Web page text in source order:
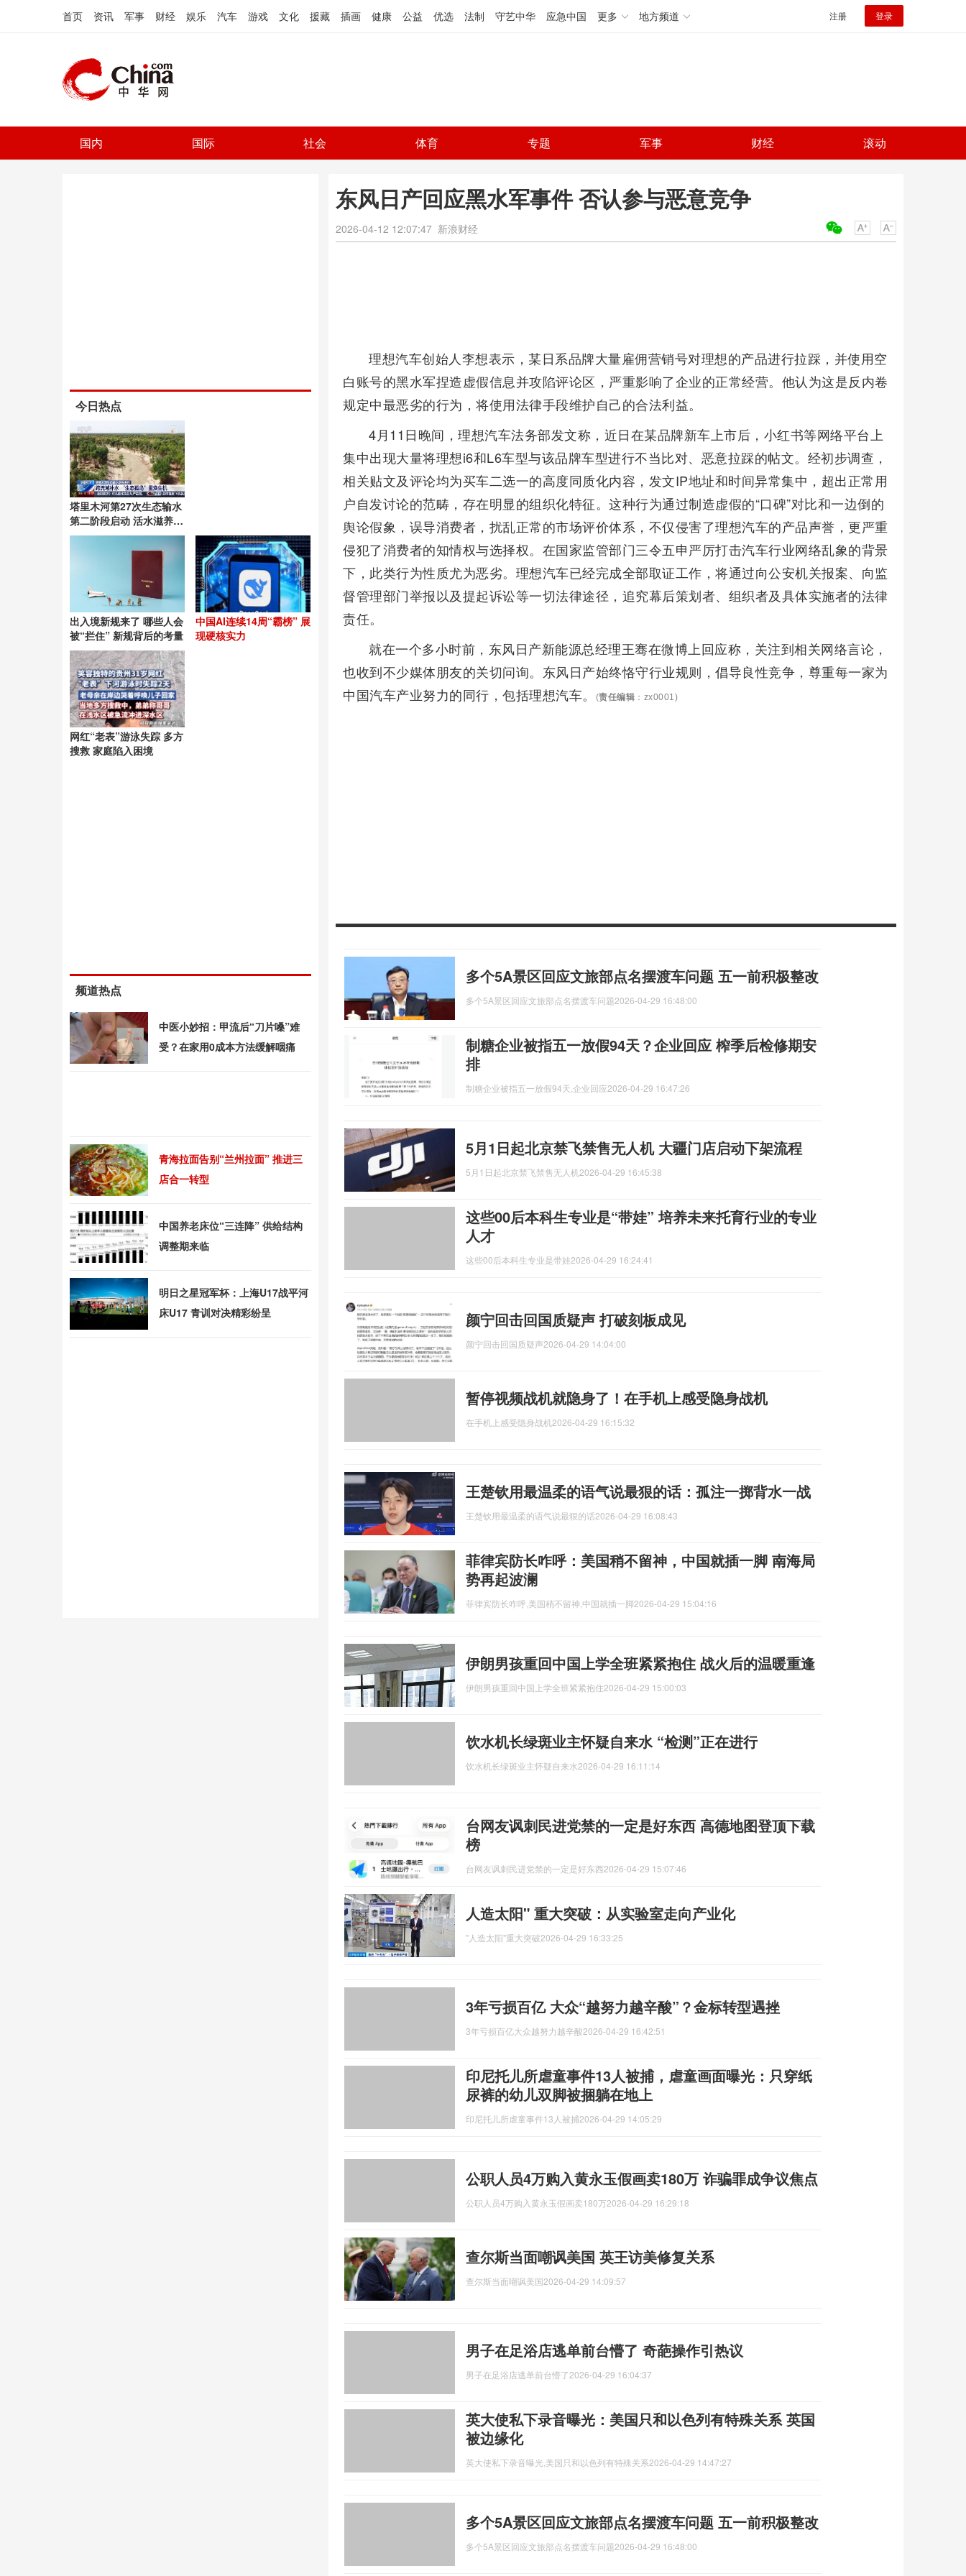
首页 资讯 军事 财经 娱乐 汽车 游戏 文化 援藏 插画 健康 公益 优选 法制 守艺中华 应急中国 更多 地方频道 注册 登录
国内 国际 社会 体育 专题 军事 财经 滚动
东风日产回应黑水军事件 否认参与恶意竞争
2026-04-12 12:07:47 新浪财经
理想汽车创始人李想表示，某日系品牌大量雇佣营销号对理想的产品进行拉踩，并使用空
白账号的黑水军捏造虚假信息并攻陷评论区，严重影响了企业的正常经营。他认为这是反内卷
规定中最恶劣的行为，将使用法律手段维护自己的合法利益。
4月11日晚间，理想汽车法务部发文称，近日在某品牌新车上市后，小红书等网络平台上
集中出现大量将理想i6和L6车型与该品牌车型进行不当比对、恶意拉踩的帖文。经初步调查，
相关贴文及评论均为买车二选一的高度同质化内容，发文IP地址和时间异常集中，超出正常用
户自发讨论的范畴，存在明显的组织化特征。这种行为通过制造虚假的“口碑”对比和一边倒的
舆论假象，误导消费者，扰乱正常的市场评价体系，不仅侵害了理想汽车的产品声誉，更严重
侵犯了消费者的知情权与选择权。在国家监管部门三令五申严厉打击汽车行业网络乱象的背景
下，此类行为性质尤为恶劣。理想汽车已经完成全部取证工作，将通过向公安机关报案、向监
督管理部门举报以及提起诉讼等一切法律途径，追究幕后策划者、组织者及具体实施者的法律
责任。
就在一个多小时前，东风日产新能源总经理王骞在微博上回应称，关注到相关网络言论，
也收到不少媒体朋友的关切问询。东风日产始终恪守行业规则，倡导良性竞争，尊重每一家为
中国汽车产业努力的同行，包括理想汽车。
(责任编辑 ：zx0001)
多个5A景区回应文旅部点名摆渡车问题 五一前积极整改
多个5A景区回应文旅部点名摆渡车问题2026-04-29 16:48:00
制糖企业被指五一放假94天？企业回应 榨季后检修期安
排
制糖企业被指五一放假94天,企业回应2026-04-29 16:47:26
5月1日起北京禁飞禁售无人机 大疆门店启动下架流程
5月1日起北京禁飞禁售无人机 2026-04-29 16:45:38
这些00后本科生专业是“带娃” 培养未来托育行业的专业
人才
这些00后本科生专业是带娃2026-04-29 16:24:41
颜宁回击回国质疑声 打破刻板成见
颜宁回击回国质疑声2026-04-29 14:04:00
暂停视频战机就隐身了！在手机上感受隐身战机
在手机上感受隐身战机 2026-04-29 16:15:32
王楚钦用最温柔的语气说最狠的话：孤注一掷背水一战
王楚钦用最温柔的语气说最狠的话2026-04-29 16:08:43
菲律宾防长咋呼：美国稍不留神，中国就插一脚 南海局
势再起波澜
菲律宾防长咋呼,美国稍不留神,中国就插一脚2026-04-29 15:04:16
伊朗男孩重回中国上学全班紧紧抱住 战火后的温暖重逢
伊朗男孩重回中国上学全班紧紧抱住2026-04-29 15:00:03
饮水机长绿斑业主怀疑自来水 “检测”正在进行
饮水机长绿斑业主怀疑自来水2026-04-29 16:11:14
台网友讽刺民进党禁的一定是好东西 高德地图登顶下载
榜
台网友讽刺民进党禁的一定是好东西2026-04-29 15:07:46
人造太阳" 重大突破：从实验室走向产业化
"人造太阳"重大突破2026-04-29 16:33:25
3年亏损百亿 大众“越努力越辛酸”？金标转型遇挫
3年亏损百亿大众越努力越辛酸2026-04-29 16:42:51
印尼托儿所虐童事件13人被捕，虐童画面曝光：只穿纸
尿裤的幼儿双脚被捆躺在地上
印尼托儿所虐童事件13人被捕2026-04-29 14:05:29
公职人员4万购入黄永玉假画卖180万 诈骗罪成争议焦点
公职人员4万购入黄永玉假画卖180万2026-04-29 16:29:18
查尔斯当面嘲讽美国 英王访美修复关系
查尔斯当面嘲讽美国2026-04-29 14:09:57
男子在足浴店逃单前台懵了 奇葩操作引热议
男子在足浴店逃单前台懵了2026-04-29 16:04:37
英大使私下录音曝光：美国只和以色列有特殊关系 英国
被边缘化
英大使私下录音曝光,美国只和以色列有特殊关系2026-04-29 14:47:27
多个5A景区回应文旅部点名摆渡车问题 五一前积极整改
多个5A景区回应文旅部点名摆渡车问题2026-04-29 16:48:00
今日热点
塔里木河第27次生态输水
第二阶段启动 活水滋养绿
洲
出入境新规来了 哪些人会
被“拦住” 新规背后的考量
中国AI连续14周“霸榜” 展
现硬核实力
网红“老表”游泳失踪 多方
搜救 家庭陷入困境
频道热点
中医小妙招：甲流后“刀片嗓”难
受？在家用0成本方法缓解咽痛
青海拉面告别“兰州拉面” 推进三
店合一转型
中国养老床位“三连降” 供给结构
调整期来临
明日之星冠军杯：上海U17战平河
床U17 青训对决精彩纷呈